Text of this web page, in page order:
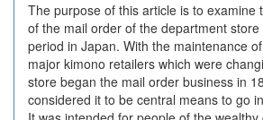
The purpose of this article is to examine
of the mail order of the department
period in Japan. With the maintenance
major kimono retailers which were
store began the mail order business in
considered it to be central means to go